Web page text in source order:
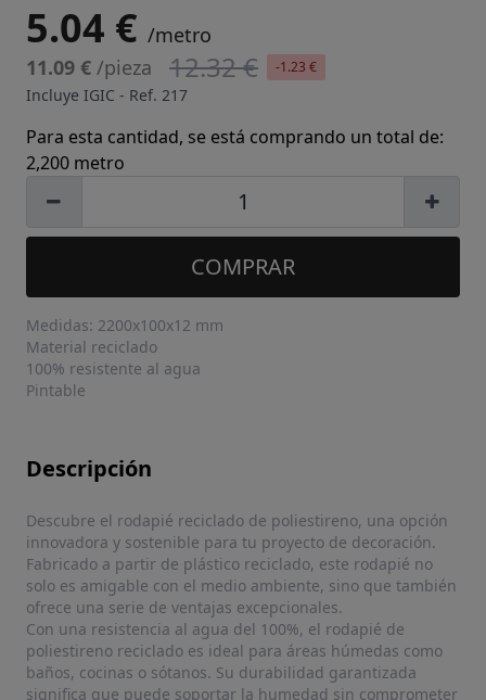
5.04 € /metro
11.09 € /pieza 12.32 € -1.23 €
Incluye IGIC - Ref. 217
Para esta cantidad, se está comprando un total de:
2,200 metro
COMPRAR
Medidas: 2200x100x12 mm
Material reciclado
100% resistente al agua
Pintable
Descripción
Descubre el rodapié reciclado de poliestireno, una opción
innovadora y sostenible para tu proyecto de decoración.
Fabricado a partir de plástico reciclado, este rodapié no
solo es amigable con el medio ambiente, sino que también
ofrece una serie de ventajas excepcionales.
Con una resistencia al agua del 100%, el rodapié de
poliestireno reciclado es ideal para áreas húmedas como
baños, cocinas o sótanos. Su durabilidad garantizada
significa que puede soportar la humedad sin comprometer